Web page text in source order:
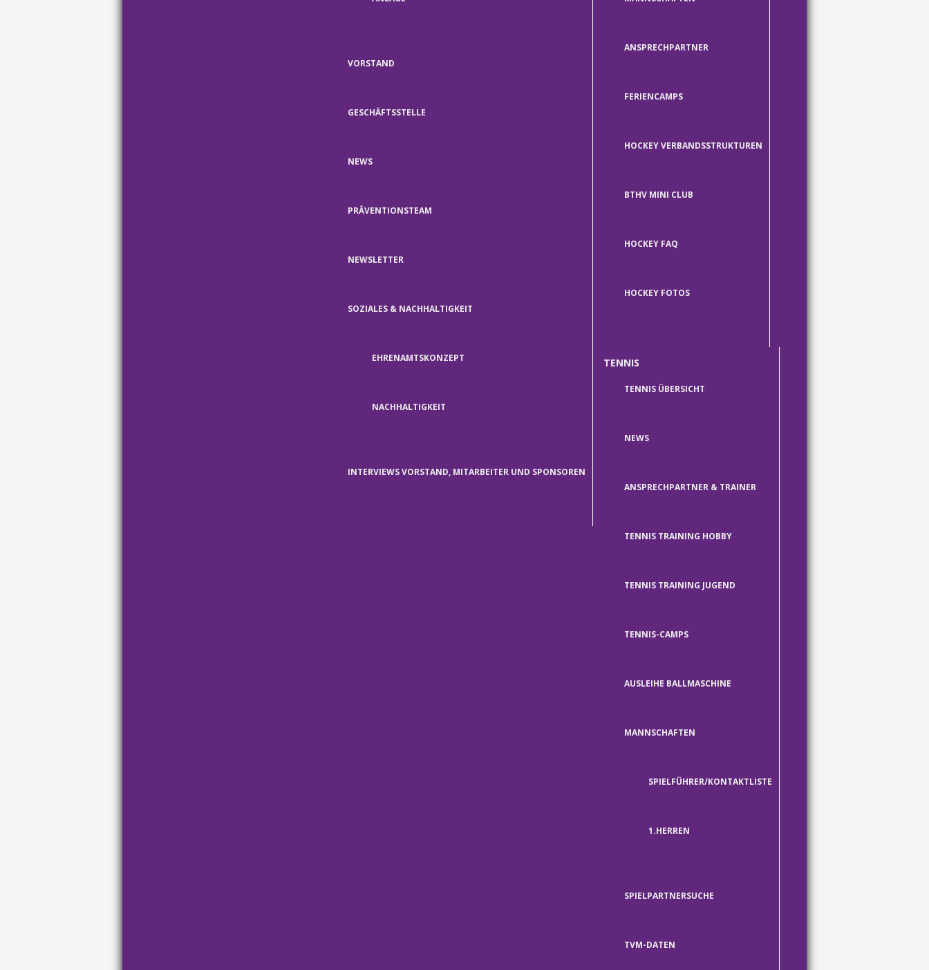
VORSTAND
GESCHÄFTSSTELLE
NEWS
PRÄVENTIONSTEAM
NEWSLETTER
SOZIALES & NACHHALTIGKEIT
EHRENAMTSKONZEPT
NACHHALTIGKEIT
INTERVIEWS VORSTAND, MITARBEITER UND SPONSOREN
ANSPRECHPARTNER
FERIENCAMPS
HOCKEY VERBANDSSTRUKTUREN
BTHV MINI CLUB
HOCKEY FAQ
HOCKEY FOTOS
TENNIS
TENNIS ÜBERSICHT
NEWS
ANSPRECHPARTNER & TRAINER
TENNIS TRAINING HOBBY
TENNIS TRAINING JUGEND
TENNIS-CAMPS
AUSLEIHE BALLMASCHINE
MANNSCHAFTEN
SPIELFÜHRER/KONTAKTLISTE
1.HERREN
SPIELPARTNERSUCHE
TVM-DATEN